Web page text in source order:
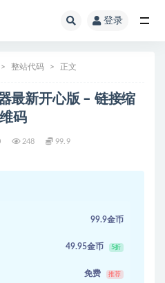
登录
整站代码 正文
最新开心版 – 链接缩
码
248 99.9
99.9金币
49.95金币 5折
免费 推荐